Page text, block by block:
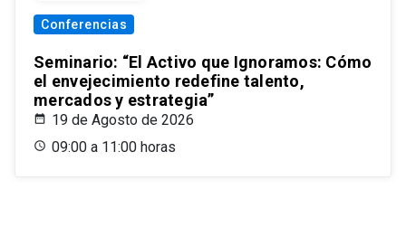
Conferencias
Seminario: “El Activo que Ignoramos: Cómo
el envejecimiento redefine talento,
mercados y estrategia”
19 de Agosto de 2026
09:00 a 11:00 horas